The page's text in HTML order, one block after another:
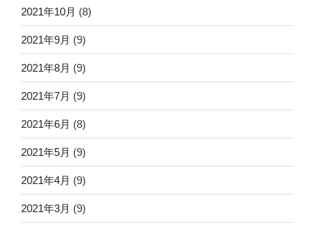
2021年10月 (8)
2021年9月 (9)
2021年8月 (9)
2021年7月 (9)
2021年6月 (8)
2021年5月 (9)
2021年4月 (9)
2021年3月 (9)